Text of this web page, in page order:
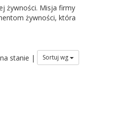
żywności. Misja firmy
żywności, która
stanie | Sortuj wg